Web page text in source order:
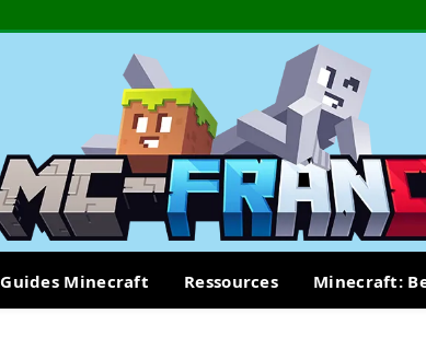
Guides Minecraft Ressources Minecraft: